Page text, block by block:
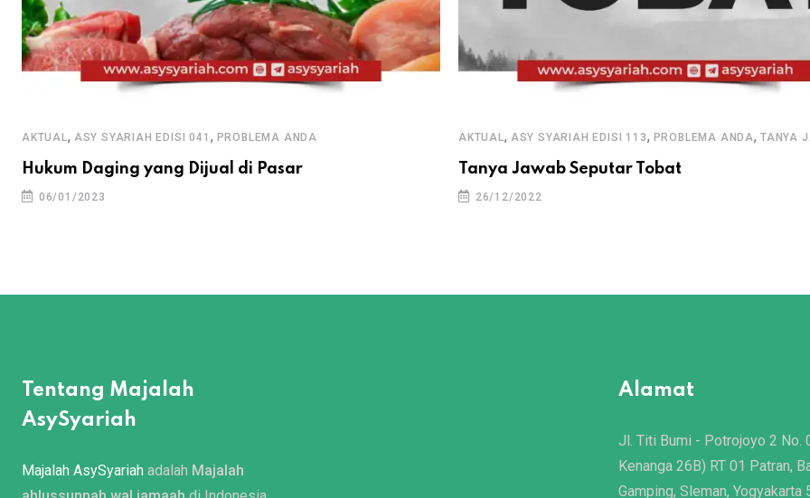
AKTUAL , ASY SYARIAH EDISI 041 , PROBLEMA ANDA
Hukum Daging yang Dijual di Pasar
06/01/2023
AKTUAL , ASY SYARIAH EDISI 113, PROBLEMA ANDA,TANYA
Tanya Jawab Seputar Tobat
26/12/2022
Tentang Majalah
AsySyariah
Majalah AsySyariah adalah Majalah
Alamat
Jl. Titi Bumi - Potrojoyo 2 No.
Kenanga 26B) RT 01 Patran,
Gamping, Sleman, Yogyakarta